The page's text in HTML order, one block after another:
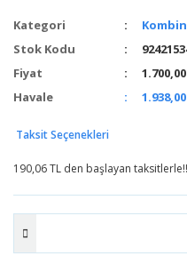
Kategori
Stok Kodu
Fiyat
Havale
Taksit Seçenekleri
190,06 TL den başlayan taksitlerle!!